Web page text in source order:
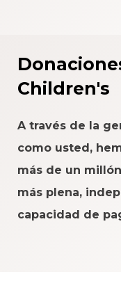
Children's
A través de la
como usted,
más de un
más plena,
capacidad de